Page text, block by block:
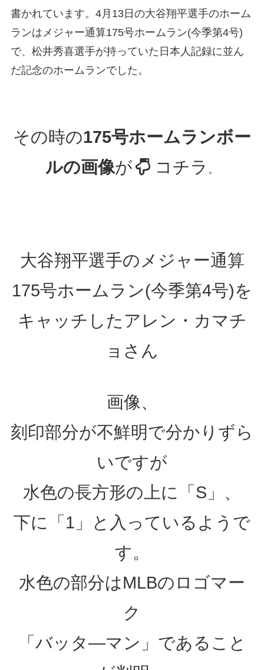
書かれています。4月13日の大谷翔平選手のホーム
ランはメジャー通算175号ホームラン(今季第4号)
で、松井秀喜選手が持っていた日本人記録に並ん
だ記念のホームランでした。
その時の175号ホームランボー
ルの画像が コチラ 。
大谷翔平選手のメジャー通算
175号ホームラン(今季第4号)を
キャッチしたアレン・カマチ
ョさん
画像、
刻印部分が不鮮明で分かりずら
いですが
水色の長方形の上に「S」、
下に「1」と入っているようで
す。
水色の部分はMLBのロゴマー
ク
「バッタ―マン」であること